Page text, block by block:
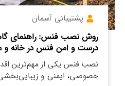
پشتیبانی آسمان
روش نصب فنس: راهنمای
درست و امن فنس در خانه و
نصب فنس یکی از مهم‌ترین
خصوصی، ایمنی و